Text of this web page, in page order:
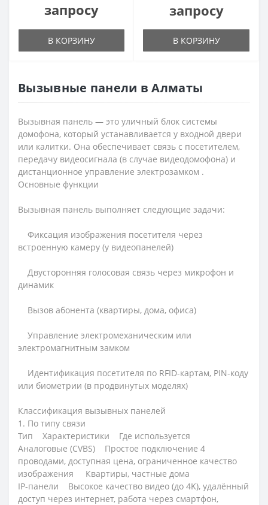
запросу
В КОРЗИНУ
запросу
В КОРЗИНУ
Вызывные панели в Алматы
Вызывная панель — это уличный блок системы
домофона, который устанавливается у входной двери
или калитки. Она обеспечивает связь с посетителем,
передачу видеосигнала (в случае видеодомофона) и
дистанционное управление электрозамком .
Основные функции
Вызывная панель выполняет следующие задачи:
Фиксация изображения посетителя через
встроенную камеру (у видеопанелей)
Двусторонняя голосовая связь через микрофон и
динамик
Вызов абонента (квартиры, дома, офиса)
Управление электромеханическим или
электромагнитным замком
Идентификация посетителя по RFID-картам, PIN-коду
или биометрии (в продвинутых моделях)
Классификация вызывных панелей
1. По типу связи
Тип Характеристики Где используется
Аналоговые (CVBS) Простое подключение 4
проводами, доступная цена, ограниченное качество
изображения Квартиры, частные дома
IP-панели Высокое качество видео (до 4K), удалённый
доступ через интернет, работа через смартфон,